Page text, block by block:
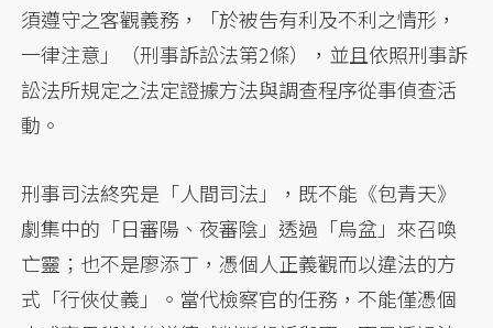
須遵守之客觀義務，「於被告有利及不利之情形，
一律注意」（刑事訴訟法第2條），並且依照刑事訴
訟法所規定之法定證據方法與調查程序從事偵查活
動。
刑事司法終究是「人間司法」，既不能《包青天》
劇集中的「日審陽、夜審陰」透過「烏盆」來召喚
亡靈；也不是廖添丁，憑個人正義觀而以違法的方
式「行俠仗義」。當代檢察官的任務，不能僅憑個